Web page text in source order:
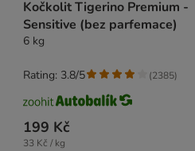
Kočkolit Tigerino Premium -
Sensitive (bez parfemace)
6 kg
199 Kč
33 Kč / kg
Rating: 3.8/5 (2385)